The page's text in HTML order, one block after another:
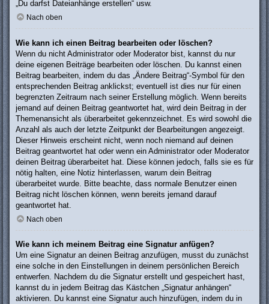
„Du darfst Dateianhänge erstellen“ usw.
Nach oben
Wie kann ich einen Beitrag bearbeiten oder löschen?
Wenn du nicht Administrator oder Moderator bist, kannst du nur
deine eigenen Beiträge bearbeiten oder löschen. Du kannst einen
Beitrag bearbeiten, indem du das „Ändere Beitrag“-Symbol für den
entsprechenden Beitrag anklickst; eventuell ist dies nur für einen
begrenzten Zeitraum nach seiner Erstellung möglich. Wenn bereits
jemand auf deinen Beitrag geantwortet hat, wird dein Beitrag in der
Themenansicht als überarbeitet gekennzeichnet. Es wird sowohl die
Anzahl als auch der letzte Zeitpunkt der Bearbeitungen angezeigt.
Dieser Hinweis erscheint nicht, wenn noch niemand auf deinen
Beitrag geantwortet hat oder wenn ein Administrator oder Moderator
deinen Beitrag überarbeitet hat. Diese können jedoch, falls sie es für
nötig halten, eine Notiz hinterlassen, warum dein Beitrag
überarbeitet wurde. Bitte beachte, dass normale Benutzer einen
Beitrag nicht löschen können, wenn bereits jemand darauf
geantwortet hat.
Nach oben
Wie kann ich meinem Beitrag eine Signatur anfügen?
Um eine Signatur an deinen Beitrag anzufügen, musst du zunächst
eine solche in den Einstellungen in deinem persönlichen Bereich
entwerfen. Nachdem du die Signatur erstellt und gespeichert hast,
kannst du in jedem Beitrag das Kästchen „Signatur anhängen“
aktivieren. Du kannst eine Signatur auch hinzufügen, indem du in